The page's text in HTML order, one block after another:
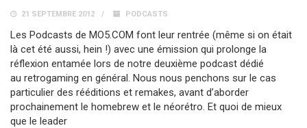
21 SEPTEMBRE 2012 PODCASTS
Les Podcasts de MO5.COM font leur rentrée (même si on était
là cet été aussi, hein !) avec une émission qui prolonge la
réflexion entamée lors de notre deuxième podcast dédié
au retrogaming en général. Nous nous penchons sur le cas
particulier des rééditions et remakes, avant d’aborder
prochainement le homebrew et le néorétro. Et quoi de mieux
que le leader